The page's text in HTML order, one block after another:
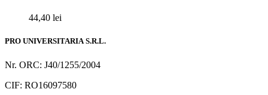
44,40 lei
PRO UNIVERSITARIA S.R.L.
Nr. ORC: J40/1255/2004
CIF: RO16097580